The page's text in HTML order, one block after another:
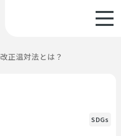
改正温対法とは？
SDGs